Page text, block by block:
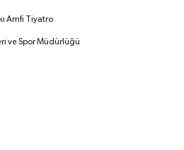
Amfi Tiyatro
ve Spor Müdürlüğü